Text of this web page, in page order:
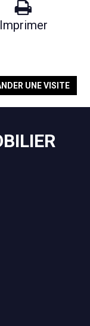
Imprimer
UNE VISITE